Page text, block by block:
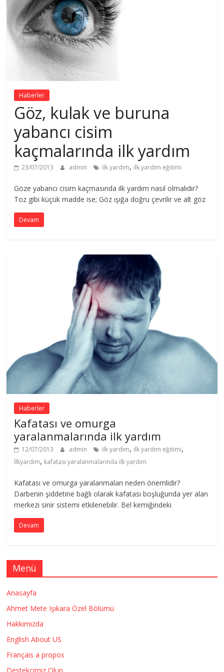
Haberler
Göz, kulak ve buruna
yabancı cisim
kaçmalarında ilk yardım
23/07/2013 admin ilk yardım, ilk yardım eğitimi
Göze yabancı cisim kaçmasında ilk yardım nasıl olmalıdır?
Toz gibi küçük madde ise; Göz ışığa doğru çevrilir ve alt göz
Devam
Haberler
Kafatası ve omurga
yaralanmalarında ilk yardım
12/07/2013 admin ilk yardım, ilk yardım eğitimi,
İlkyardım, kafatası yaralanmalarında ilk yardım
Kafatası ve omurga yaralanmaları neden önemlidir?
Darbenin şiddetine bağlı olarak kafatası boşluğunda yer alan
merkezi sinir sistemi etkilenebilir. Bel kemiğindeki
Devam
Menü
Anasayfa
Ahmet Mete Işıkara Özel Bölümü
Hakkımızda
English About US
Français a propos